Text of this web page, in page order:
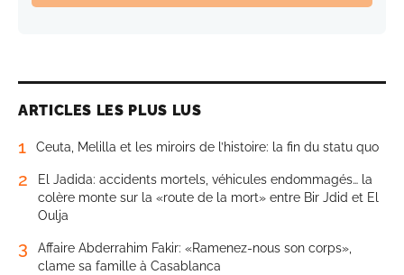
ARTICLES LES PLUS LUS
1 Ceuta, Melilla et les miroirs de l’histoire: la fin du statu quo
2
El Jadida: accidents mortels, véhicules endommagés… la
colère monte sur la «route de la mort» entre Bir Jdid et El
Oulja
3
Affaire Abderrahim Fakir: «Ramenez-nous son corps»,
clame sa famille à Casablanca